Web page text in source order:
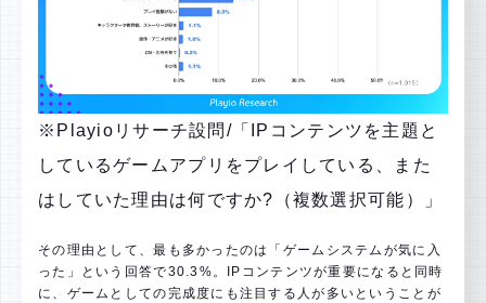
※Playioリサーチ設問/「IPコンテンツを主題と
しているゲームアプリをプレイしている、また
はしていた理由は何ですか?（複数選択可能）」
その理由として、最も多かったのは「ゲームシステムが気に入
った」という回答で30.3%。IPコンテンツが重要になると同時
に、ゲームとしての完成度にも注目する人が多いということが